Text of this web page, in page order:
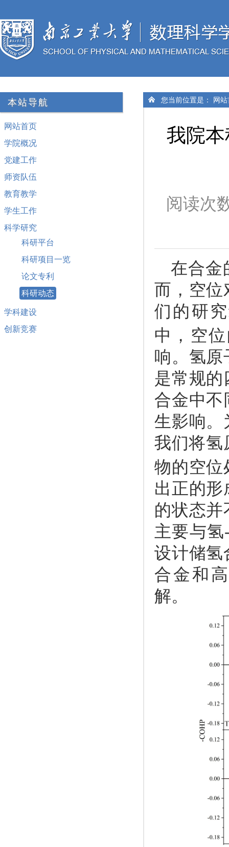
本站导航
网站首页
学院概况
党建工作
师资队伍
教育教学
学生工作
科学研究
科研平台
科研项目一览
论文专利
科研动态
学科建设
创新竞赛
您当前位置是： 网
我院
阅读次
在合金
而，空位
们的研
中，空
响。氢原
是常规的
合金中不
生影响。
我们将氢
物的空位
出正的
的状态
主要与氢
设计储氢
合金和
解。